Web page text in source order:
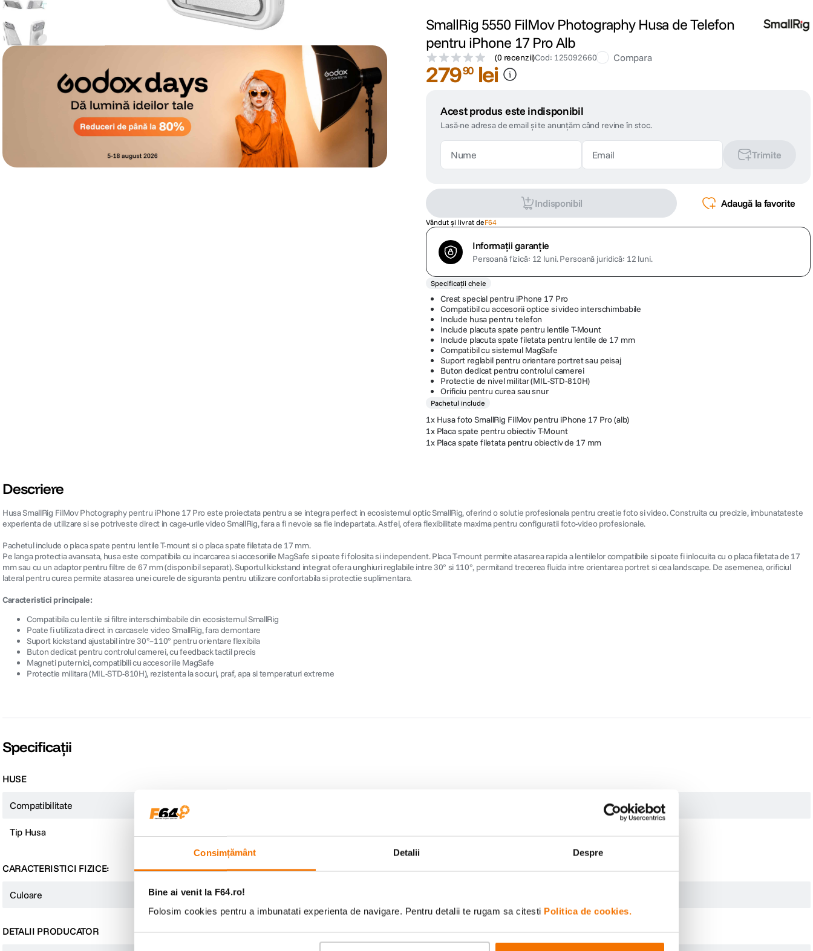
Consimțământ Detalii Despre
Bine ai venit la F64.ro!
Folosim cookies pentru a imbunatati experienta de navigare. Pentru detalii te rugam sa citesti Politica de cookies.
SmallRig 5550 FilMov Photography Husa de Telefon
pentru iPhone 17 Pro Alb
(0 recenzii)Cod: 125092660 Compara
27990 lei
Acest produs este indisponibil
Lasă-ne adresa de email și te anunțăm când revine în stoc.
Trimite
Indisponibil Adaugă la favorite
Vândut și livrat deF64
Informații garanție
Persoană fizică: 12 luni.Persoană juridică: 12 luni.
Specificații cheie
Creat special pentru iPhone 17 Pro
Compatibil cu accesorii optice si video interschimbabile
Include husa pentru telefon
Include placuta spate pentru lentile T-Mount
Include placuta spate filetata pentru lentile de 17 mm
Compatibil cu sistemul MagSafe
Suport reglabil pentru orientare portret sau peisaj
Buton dedicat pentru controlul camerei
Protectie de nivel militar (MIL-STD-810H)
Orificiu pentru curea sau snur
Pachetul include
1x Husa foto SmallRig FilMov pentru iPhone 17 Pro (alb)
1x Placa spate pentru obiectiv T-Mount
1x Placa spate filetata pentru obiectiv de 17 mm
Descriere
Husa SmallRig FilMov Photography pentru iPhone 17 Pro este proiectata pentru a se integra perfect in ecosistemul optic SmallRig, oferind o solutie profesionala pentru creatie foto si video. Construita cu precizie, imbunatateste
experienta de utilizare si se potriveste direct in cage-urile video SmallRig, fara a fi nevoie sa fie indepartata. Astfel, ofera flexibilitate maxima pentru configuratii foto-video profesionale.
Pachetul include o placa spate pentru lentile T-mount si o placa spate filetata de 17 mm.
Pe langa protectia avansata, husa este compatibila cu incarcarea si accesoriile MagSafe si poate fi folosita si independent. Placa T-mount permite atasarea rapida a lentilelor compatibile si poate fi inlocuita cu o placa filetata de 17
mm sau cu un adaptor pentru filtre de 67 mm (disponibil separat). Suportul kickstand integrat ofera unghiuri reglabile intre 30° si 110°, permitand trecerea fluida intre orientarea portret si cea landscape. De asemenea, orificiul
lateral pentru curea permite atasarea unei curele de siguranta pentru utilizare confortabila si protectie suplimentara.
Caracteristici principale:
Compatibila cu lentile si filtre interschimbabile din ecosistemul SmallRig
Poate fi utilizata direct in carcasele video SmallRig, fara demontare
Suport kickstand ajustabil intre 30°–110° pentru orientare flexibila
Buton dedicat pentru controlul camerei, cu feedback tactil precis
Magneti puternici, compatibili cu accesoriile MagSafe
Protectie militara (MIL-STD-810H), rezistenta la socuri, praf, apa si temperaturi extreme
Specificații
HUSE
Compatibilitate iPhone 17 Pro
Tip Husa
CARACTERISTICI FIZICE:
Culoare Alb
DETALII PRODUCATOR